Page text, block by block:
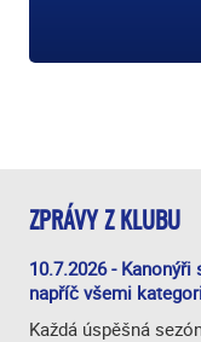
ZPRÁVY Z KLUBU
10.7.2026 -
napříč všemi
Každá úspěšná